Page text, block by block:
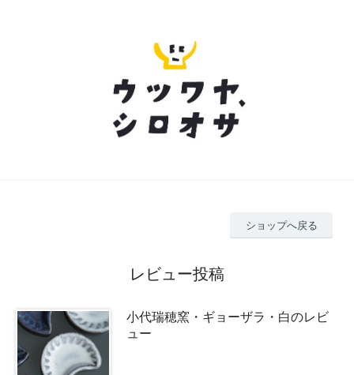
ショップへ戻る
レビュー投稿
小代瑞穂窯・ギョーザラ・白のレビ
ュー